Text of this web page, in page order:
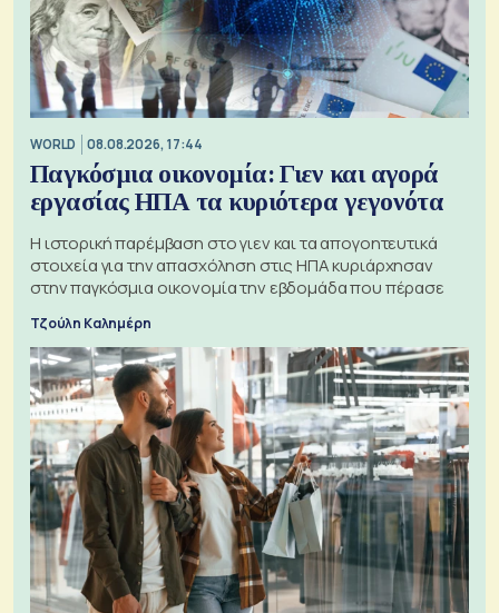
WORLD 08.08.2026, 17:44
Παγκόσμια οικονομία: Γιεν και αγορά
εργασίας ΗΠΑ τα κυριότερα γεγονότα
Η ιστορική παρέμβαση στο γιεν και τα απογοητευτικά
στοιχεία για την απασχόληση στις ΗΠΑ κυριάρχησαν
στην παγκόσμια οικονομία την εβδομάδα που πέρασε
Τζούλη Καλημέρη